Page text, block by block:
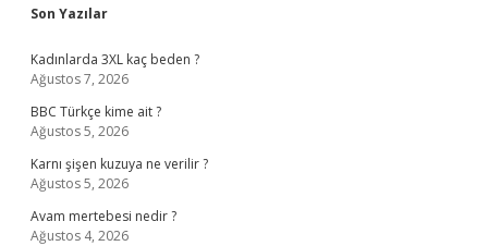
Sidebar
Son Yazılar
Kadınlarda 3XL kaç beden ?
Ağustos 7, 2026
BBC Türkçe kime ait ?
Ağustos 5, 2026
Karnı şişen kuzuya ne verilir ?
Ağustos 5, 2026
Avam mertebesi nedir ?
Ağustos 4, 2026